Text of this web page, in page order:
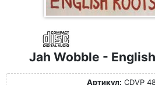
Jah Wobble -
Артикул: CDVP